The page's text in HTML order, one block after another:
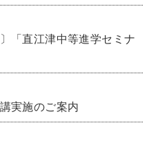
「直江津中等進学セミナ
実施のご案内